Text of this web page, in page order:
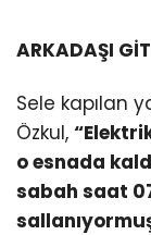
ARKADAŞI
Sele kapılan
Özkul,
o esnada
sabah saat